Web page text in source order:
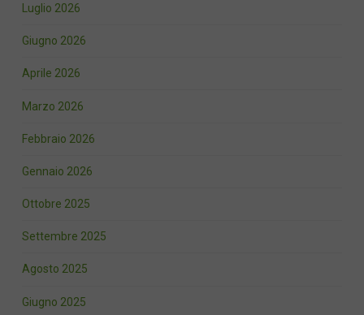
Luglio 2026
Giugno 2026
Aprile 2026
Marzo 2026
Febbraio 2026
Gennaio 2026
Ottobre 2025
Settembre 2025
Agosto 2025
Giugno 2025